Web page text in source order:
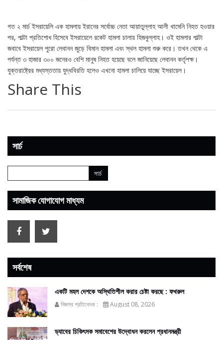
গত ২ মার্চ ইসরায়েলি এক হামলায় ইরানের সর্বোচ্চ নেতা আয়াতুল্লাহ আলী খামেনি নিহত হওয়ার
পর, পাল্টা প্রতিশোধ হিসেবে ইসরায়েলে রকেট হামলা চালায় হিজবুল্লাহ। ওই হামলার পাল্টা
জবাবে ইসরায়েল পুরো লেবানন জুড়ে বিমান হামলা এবং স্থল হামলা শুরু করে। তখন থেকে এ
পর্যন্ত ৩ হাজার ৩০০ জনেরও বেশি মানুষ নিহত হয়েছে বলে জানিয়েছে লেবানন কর্তৃপক্ষ।
যুক্তরাষ্ট্রের মধ্যস্ততায় যুদ্ধবিরতি হলেও এখনো হামলা চালিয়ে যাচ্ছে ইসরায়েল।
Share This
সার্চ
সামাজিক যোগাযোগ মাধ্যম
সর্বশেষ
একটি মহল দেশকে অস্থিতিশীল করার চেষ্টা করছে : ফখরুল
নিজস্ব প্রতিবেদক : August 08, 2026
ড্যাবের চিকিৎসক সমাবেশের উদ্বোধন করলেন প্রধানমন্ত্রী